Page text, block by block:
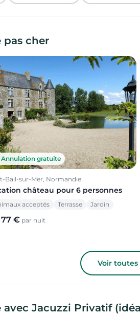
pas cher
Annulation gratuite
Bail-sur-Mer, Normandie
château pour 6 personnes
acceptés Terrasse Jardin
77 € par nuit
Voir
Jacuzzi Privatif